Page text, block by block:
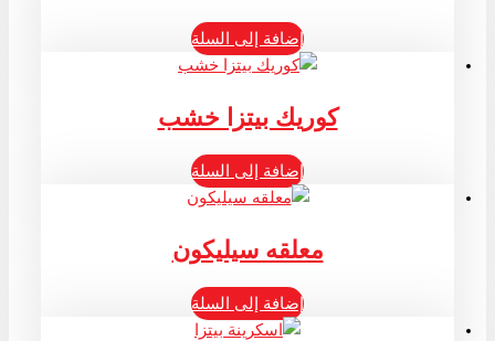
إضافة إلى السلة
كوريك بيتزا خشب
إضافة إلى السلة
معلقه سيليكون
إضافة إلى السلة